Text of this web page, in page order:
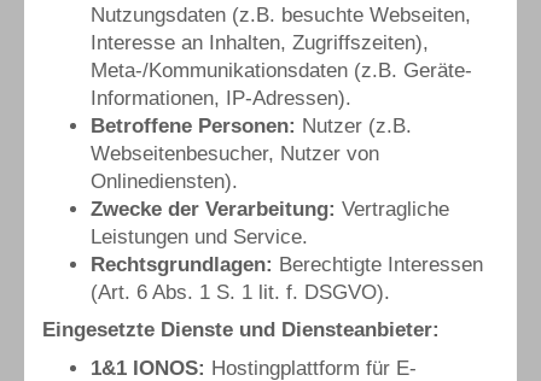
Nutzungsdaten (z.B. besuchte Webseiten,
Interesse an Inhalten, Zugriffszeiten),
Meta-/Kommunikationsdaten (z.B. Geräte-
Informationen, IP-Adressen).
Betroffene Personen: Nutzer (z.B.
Webseitenbesucher, Nutzer von
Onlinediensten).
Zwecke der Verarbeitung: Vertragliche
Leistungen und Service.
Rechtsgrundlagen: Berechtigte Interessen
(Art. 6 Abs. 1 S. 1 lit. f. DSGVO).
Eingesetzte Dienste und Diensteanbieter:
1&1 IONOS: Hostingplattform für E-